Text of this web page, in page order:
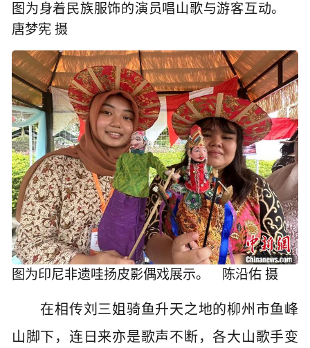
图为身着民族服饰的演员唱山歌与游客互动。
唐梦宪 摄
图为印尼非遗哇扬皮影偶戏展示。 陈沿佑 摄
在相传刘三姐骑鱼升天之地的柳州市鱼峰
山脚下，连日来亦是歌声不断，各大山歌手变